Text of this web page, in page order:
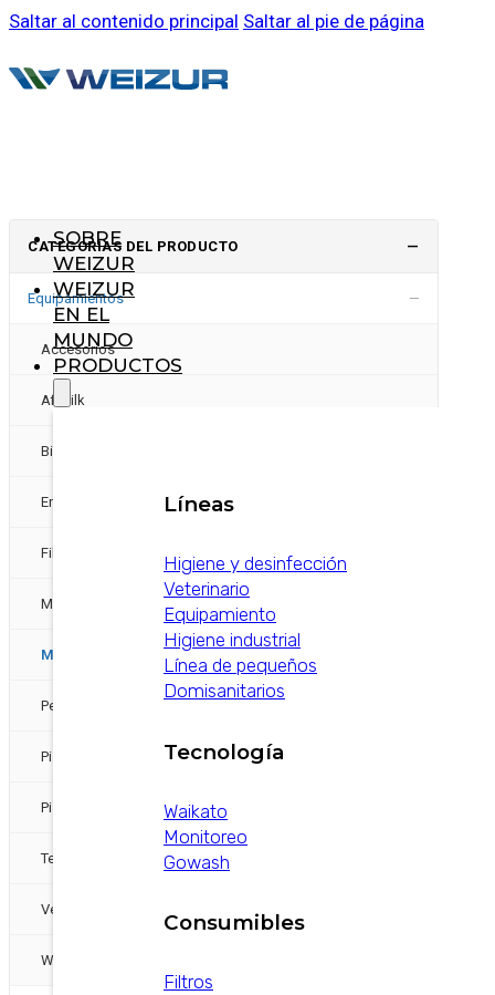
Saltar al contenido principal Saltar al pie de página
SOBRE
WEIZUR
WEIZUR
EN EL
MUNDO
PRODUCTOS
Líneas
Higiene y desinfección
Veterinario
Equipamiento
Higiene industrial
Línea de pequeños
Domisanitarios
Tecnología
Waikato
Monitoreo
Gowash
Consumibles
Filtros
CATEGORÍAS DEL PRODUCTO —
Equipamientos −
Accesorios
Afimilk
Bienestar animal
Energias Alternativas
Filtros
Mangueras
Medición y Pulsado
Pezoneras
Pisos
Pisos / otra etiqueta sería confort animal
Tecnología
Ventiladores otra etiqueta sería confort animal
Waikato